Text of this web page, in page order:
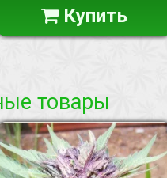
Купить
товары